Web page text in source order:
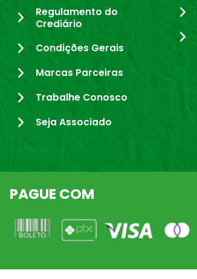
Regulamento do
Crediário
Condições Gerais
Marcas Parceiras
Trabalhe Conosco
Seja Associado
PAGUE COM